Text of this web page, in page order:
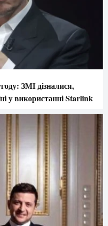
ЗМІ дізналися,
у використанні Starlink